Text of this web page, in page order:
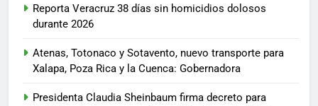
Reporta Veracruz 38 días sin homicidios dolosos
durante 2026
Atenas, Totonaco y Sotavento, nuevo transporte para
Xalapa, Poza Rica y la Cuenca: Gobernadora
Presidenta Claudia Sheinbaum firma decreto para